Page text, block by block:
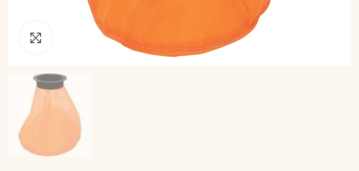
Pincha para agrandar